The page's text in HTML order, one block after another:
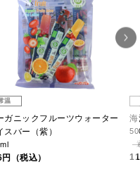
温
ガニックフルーツウォーター
スバー（紫）
（税込）